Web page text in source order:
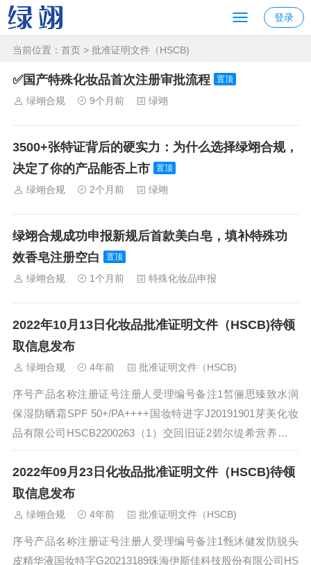
登录
当前位置： 首页 > 批准证明文件（HSCB)
✅国产特殊化妆品首次注册审批流程 置顶
绿翊合规 9个月前 绿翊
3500+张特证背后的硬实力：为什么选择绿翊合规，
决定了你的产品能否上市
置顶
绿翊合规 2个月前 绿翊
绿翊合规成功申报新规后首款美白皂，填补特殊功
效香皂注册空白
置顶
绿翊合规 1个月前 特殊化妆品申报
2022年10月13日化妆品批准证明文件（HSCB)待领
取信息发布
绿翊合规 4年前 批准证明文件（HSCB)
序号产品名称注册证号注册人受理编号备注1皙俪思臻致水润
保湿防晒霜SPF 50+/PA++++国妆特进字J20191901芽美化妆
品有限公司HSCB2200263（1）交回旧证2碧尔缇希营养舒缓
防晒霜...
2022年09月23日化妆品批准证明文件（HSCB)待领
取信息发布
绿翊合规 4年前 批准证明文件（HSCB)
序号产品名称注册证号注册人受理编号备注1甄沐健发防脱头
皮精华液国妆特字G20213189珠海伊斯佳科技股份有限公司HS